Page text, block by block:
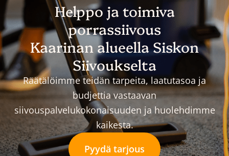
Helppo ja toimiva
porrassiivous
Kaarinan alueella Siskon
Siivoukselta
Räätälöimme teidän tarpeita, laatutasoa ja
budjettia vastaavan
siivouspalvelukokonaisuuden ja huolehdimme
kaikesta.
Pyydä tarjous